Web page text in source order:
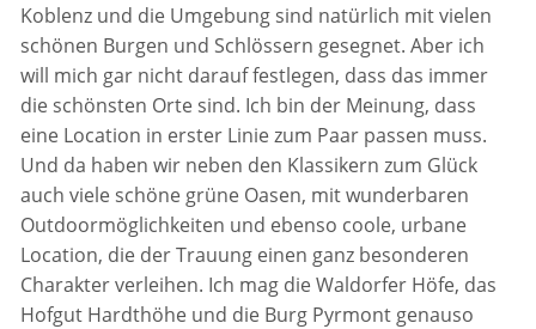
Koblenz und die Umgebung sind natürlich mit vielen
schönen Burgen und Schlössern gesegnet. Aber ich
will mich gar nicht darauf festlegen, dass das immer
die schönsten Orte sind. Ich bin der Meinung, dass
eine Location in erster Linie zum Paar passen muss.
Und da haben wir neben den Klassikern zum Glück
auch viele schöne grüne Oasen, mit wunderbaren
Outdoormöglichkeiten und ebenso coole, urbane
Location, die der Trauung einen ganz besonderen
Charakter verleihen. Ich mag die Waldorfer Höfe, das
Hofgut Hardthöhe und die Burg Pyrmont genauso